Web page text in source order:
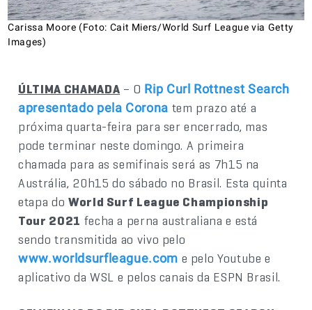
Carissa Moore (Foto: Cait Miers/World Surf League via Getty
Images)
ÚLTIMA CHAMADA – O Rip Curl Rottnest Search
apresentado pela Corona tem prazo até a
próxima quarta-feira para ser encerrado, mas
pode terminar neste domingo. A primeira
chamada para as semifinais será as 7h15 na
Austrália, 20h15 do sábado no Brasil. Esta quinta
etapa do World Surf League Championship
Tour 2021 fecha a perna australiana e está
sendo transmitida ao vivo pelo
www.worldsurfleague.com e pelo Youtube e
aplicativo da WSL e pelos canais da ESPN Brasil.